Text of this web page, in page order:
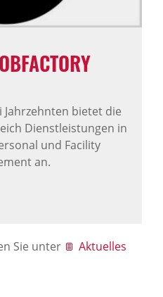
Jahrzehnten bietet die
Dienstleistungen in
und Facility
an.
Sie unter Aktuelles